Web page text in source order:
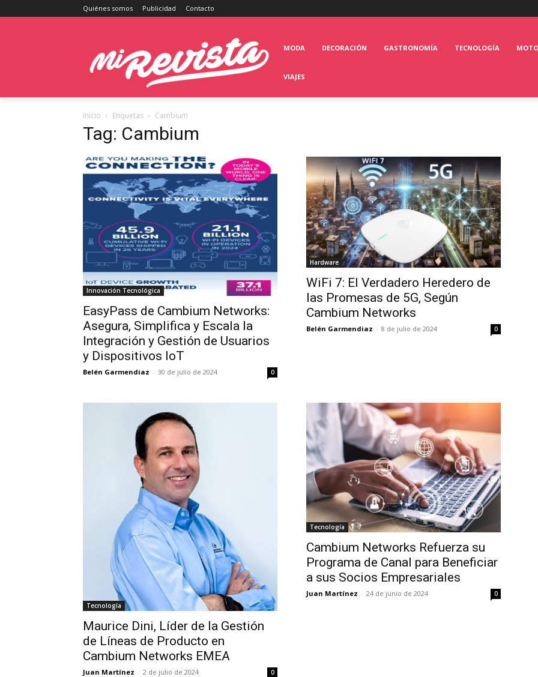
Quiénes somos Publicidad Contacto
MODA DECORACIÓN GASTRONOMÍA TECNOLOGÍA
VIAJES
Inicio Etiquetas Cambium
Tag: Cambium
Innovación Tecnológica
EasyPass de Cambium Networks:
Asegura, Simplifica y Escala la
Integración y Gestión de Usuarios
y Dispositivos IoT
Belén Garmendiaz - 30 de julio de 2024 0
Hardware
WiFi 7: El Verdadero Heredero de
las Promesas de 5G, Según
Cambium Networks
Belén Garmendiaz - 8 de julio de 2024 0
Tecnología
Maurice Dini, Líder de la Gestión
de Líneas de Producto en
Cambium Networks EMEA
Juan Martínez - 2 de julio de 2024 0
Tecnología
Cambium Networks Refuerza su
Programa de Canal para Beneficiar
a sus Socios Empresariales
Juan Martínez - 24 de junio de 2024 0